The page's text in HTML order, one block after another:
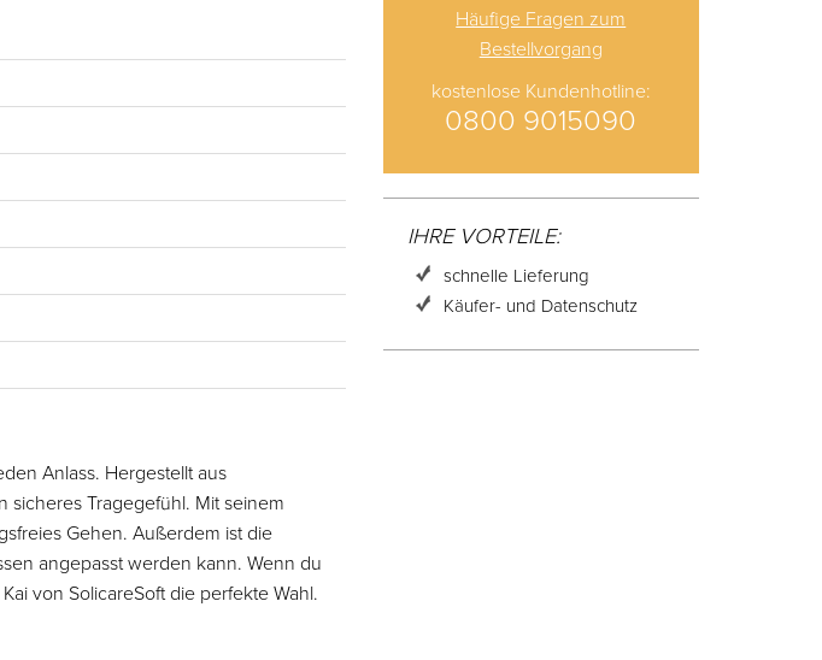
Anlass. Hergestellt aus
sicheres Tragegefühl. Mit seinem
Gehen. Außerdem ist die
angepasst werden kann. Wenn du
von SolicareSoft die perfekte Wahl.
Häufige Fragen zum
Bestellvorgang
kostenlose Kundenhotline:
0800 9015090
IHRE VORTEILE:
schnelle Lieferung
Käufer- und Datenschutz